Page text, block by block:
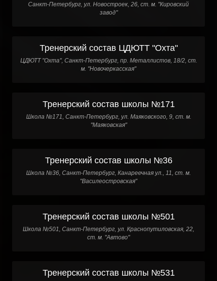
Санкт-Петербург, ул. Новостроек, 26, ст. м. "Кировский
завод"
Тренерский состав ЦДЮТТ "Охта"
ЦДЮТТ "Охта", Санкт-Петербург, пр. Металлистов, 18/2, ст.
м. "Новочеркасская"
Тренерский состав школы №171
Школа №171, Санкт-Петербург, ул. Маяковского, 9, ст. м.
"Маяковская"
Тренерский состав школы №36
Школа №36, Санкт-Петербург, Канареечная ул., 11, ст. м.
"Василеостровская"
Тренерский состав школы №501
Школа №501, Санкт-Петербург, ул. Краснопутиловская, 22,
ст. м. "Автово"
Тренерский состав школы №531